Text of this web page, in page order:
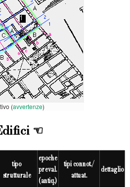
(avvertenze)
tipo
strutturale
epoche
preval.
(antiq.)
tipi connot./
attuat.
dettaglio